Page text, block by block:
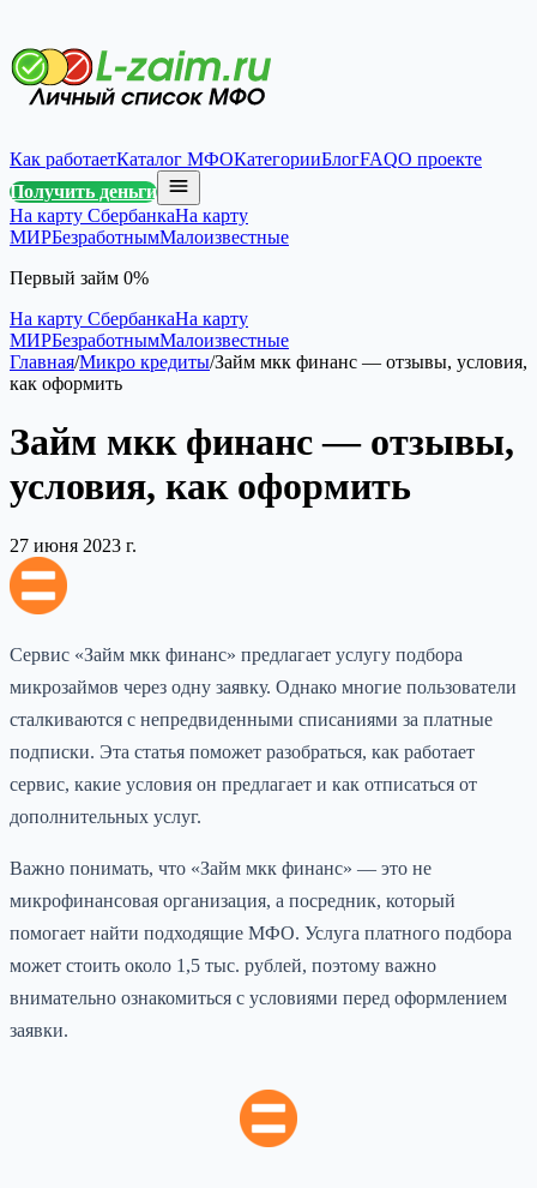
Как работаетКаталог МФОКатегорииБлогFAQО проекте
Получить деньги
На карту СбербанкаНа карту
МИРБезработнымМалоизвестные
Первый займ 0%
На карту СбербанкаНа карту
МИРБезработнымМалоизвестные
Главная/Микро кредиты/Займ мкк финанс — отзывы, условия,
как оформить
Займ мкк финанс — отзывы,
условия, как оформить
27 июня 2023 г.
Сервис «Займ мкк финанс» предлагает услугу подбора
микрозаймов через одну заявку. Однако многие пользователи
сталкиваются с непредвиденными списаниями за платные
подписки. Эта статья поможет разобраться, как работает
сервис, какие условия он предлагает и как отписаться от
дополнительных услуг.
Важно понимать, что «Займ мкк финанс» — это не
микрофинансовая организация, а посредник, который
помогает найти подходящие МФО. Услуга платного подбора
может стоить около 1,5 тыс. рублей, поэтому важно
внимательно ознакомиться с условиями перед оформлением
заявки.